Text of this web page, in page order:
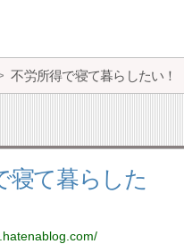
不労所得で寝て暮らしたい！
寝て暮らした